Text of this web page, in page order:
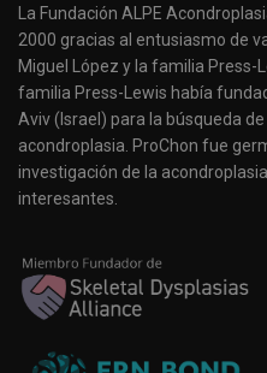
La Fundación ALPE
2000 gracias al entusiasmo de
Miguel López y la familia
familia Press-Lewis había
Aviv (Israel) para la búsqueda
acondroplasia. ProChon fue
investigación de la
interesantes.